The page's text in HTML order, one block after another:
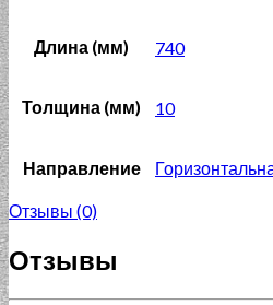
Длина (мм) 740
Толщина (мм) 10
Направление
Отзывы (0)
Отзывы